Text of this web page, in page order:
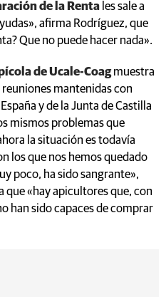
de la Renta les sale a
afirma Rodríguez, que
Que no puede hacer nada».
de Ucale-Coagmuestra
reuniones mantenidas con
y de la Junta de Castilla
mismos problemas que
la situación es todavía
los que nos hemos quedado
poco, ha sido sangrante»,
que «hay apicultores que, con
han sido capaces de comprar